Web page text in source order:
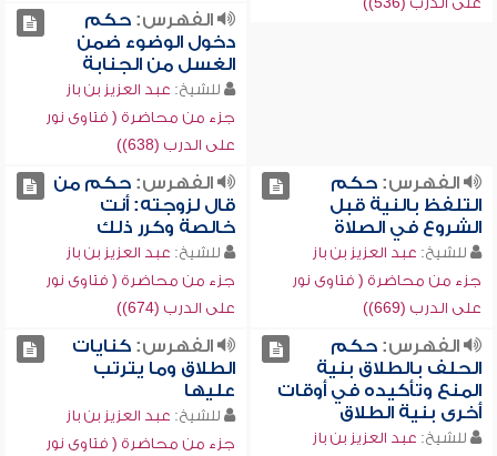
الفهرس:حكم
دخول الوضوء ضمن
الغسل من الجنابة
للشيخ: عبد العزيز بن باز
جزء من محاضرة ( فتاوى نور
على الدرب (638))
الفهرس:حكم
التلفظ بالنية قبل
الشروع في الصلاة
للشيخ: عبد العزيز بن باز
جزء من محاضرة ( فتاوى نور
على الدرب (669))
الفهرس:حكم من
قال لزوجته: أنت
خالصة وكرر ذلك
للشيخ: عبد العزيز بن باز
جزء من محاضرة ( فتاوى نور
على الدرب (674))
الفهرس:حكم
الحلف بالطلاق بنية
المنع وتأكيده في أوقات
أخرى بنية الطلاق
للشيخ: عبد العزيز بن باز
الفهرس:كنايات
الطلاق وما يترتب
عليها
للشيخ: عبد العزيز بن باز
جزء من محاضرة ( فتاوى نور